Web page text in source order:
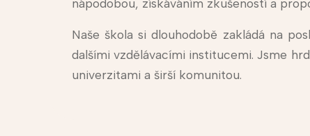
nápodobou, získáváním zkušeností a
Naše škola si dlouhodobě zakládá na
dalšími vzdělávacími institucemi. Jsme
univerzitami a širší komunitou.